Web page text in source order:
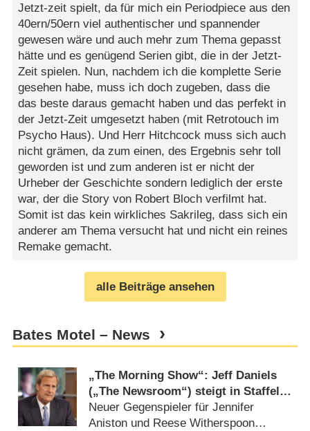
Jetzt-zeit spielt, da für mich ein Periodpiece aus den
40ern/50ern viel authentischer und spannender
gewesen wäre und auch mehr zum Thema gepasst
hätte und es genügend Serien gibt, die in der Jetzt-
Zeit spielen. Nun, nachdem ich die komplette Serie
gesehen habe, muss ich doch zugeben, dass die
das beste daraus gemacht haben und das perfekt in
der Jetzt-Zeit umgesetzt haben (mit Retrotouch im
Psycho Haus). Und Herr Hitchcock muss sich auch
nicht grämen, da zum einen, des Ergebnis sehr toll
geworden ist und zum anderen ist er nicht der
Urheber der Geschichte sondern lediglich der erste
war, der die Story von Robert Bloch verfilmt hat.
Somit ist das kein wirkliches Sakrileg, dass sich ein
anderer am Thema versucht hat und nicht ein reines
Remake gemacht.
alle Beiträge ansehen
Bates Motel – News
„The Morning Show“: Jeff Daniels
(„The Newsroom“) steigt in Staffel 5
der preisgekrönten Dramedy ein
Neuer Gegenspieler für Jennifer
Aniston und Reese Witherspoon